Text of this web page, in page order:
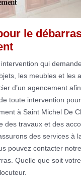
le
qui
les meubles et les
d’un agencement
toute intervention
à Saint Michel De
des travaux et des
des services à
pouvez contacter
Quelle que soit